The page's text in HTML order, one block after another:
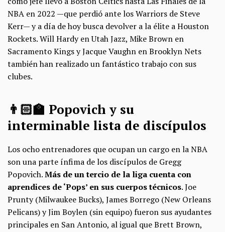
NBA en 2022 —que perdió ante los Warriors de Steve
Kerr— y a día de hoy busca devolver a la élite a Houston
Rockets. Will Hardy en Utah Jazz, Mike Brown en
Sacramento Kings y Jacque Vaughn en Brooklyn Nets
también han realizado un fantástico trabajo con sus
clubes.
👨🏻‍🏫​ Popovich y su
interminable lista de discípulos
Los ocho entrenadores que ocupan un cargo en la NBA
son una parte ínfima de los discípulos de Gregg
Popovich.Más de un tercio de la liga cuenta con
aprendices de ‘Pops’ en sus cuerpos técnicos. Joe
Prunty (Milwaukee Bucks), James Borrego (New Orleans
Pelicans) y Jim Boylen (sin equipo) fueron sus ayudantes
principales en San Antonio, al igual que Brett Brown,